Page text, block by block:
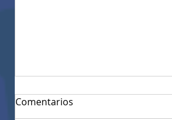
Comentarios